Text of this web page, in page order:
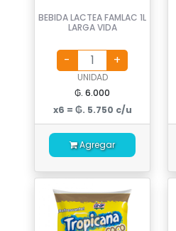
BEBIDA LACTEA FAMLAC 1L
LARGA VIDA
UNIDAD
₲. 6.000
x6 = ₲. 5.750 c/u
Agregar